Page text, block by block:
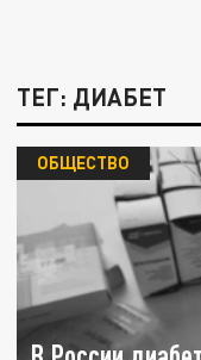
ТЕГ: ДИАБЕТ
ОБЩЕСТВО